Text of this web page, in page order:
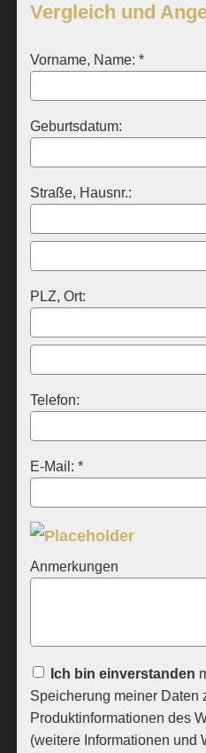
Vergleich und
Vorname, Name: *
Geburts­datum:
Straße, Hausnr.:
PLZ, Ort:
Telefon:
E-Mail: *
Anmerkungen
Ich bin einverstanden
Speicherung meiner Daten
Produktinformationen des
(weitere Informationen und